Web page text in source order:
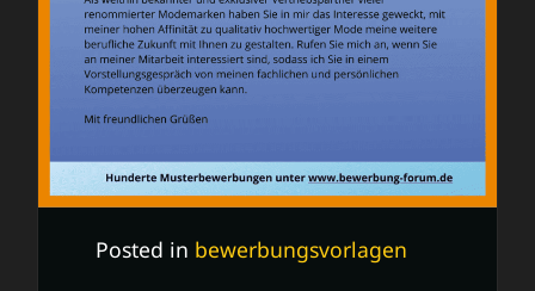
Posted in bewerbungsvorlagen